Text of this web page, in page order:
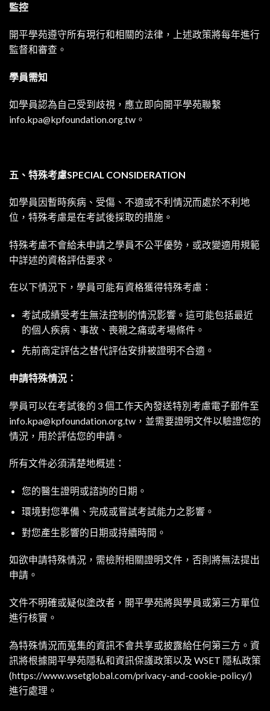
監控
開平學苑遵守所有現行和相關的法律，上述政策將每年進行
監督和審查。
學員需知
如學員認為自己受到歧視，應立即向開平學苑聯繫
info.kpa@kpfoundation.org.tw 。
五、特殊考慮SPECIAL CONSIDERATION
如學員因暫時疾病、受傷、不適或不利情況而處於不利地
位，特殊考慮是在考試後採取的措施。
特殊考慮不會給未申請之學員不公平優勢，或改變適用規範
中詳述的資格評估要求。
在以下情況下，學員可能有資格獲得特殊考慮：
考試成績受考生無法控制的情況影響。這可能包括最近
的個人疾病、事故、喪親之痛或考場條件。
先前商定評估之替代評估安排被證明不合適。
申請特殊情況：
學員可以在考試後的 3 個工作天內發送特別考慮電子郵件至
info.kpa@kpfoundation.org.tw ，並需要證明文件以驗證您的
情況，用於評估您的申請。
所有文件必須清楚地概述：
您的醫生證明或諮詢的日期。
環境對您準備、完成或嘗試考試能力之影響。
對您產生影響的日期或持續時間。
如欲申請特殊情況，需檢附相關證明文件，否則將無法提出
申請。
文件不明確或疑似塗改者，開平學苑將與學員或第三方單位
進行核實。
為特殊情況而蒐集的資訊不會共享或披露給任何第三方。資
訊將根據開平學苑隱私和資訊保護政策以及 WSET 隱私政策
(https://www.wsetglobal.com/privacy-and-cookie-policy/)
進行處理。